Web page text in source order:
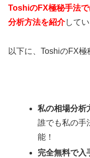
ToshiのFX極秘手法で
分析方法を紹介して
以下に、ToshiのFX極
私の相場分析
誰でも私の手
能！
完全無料で入